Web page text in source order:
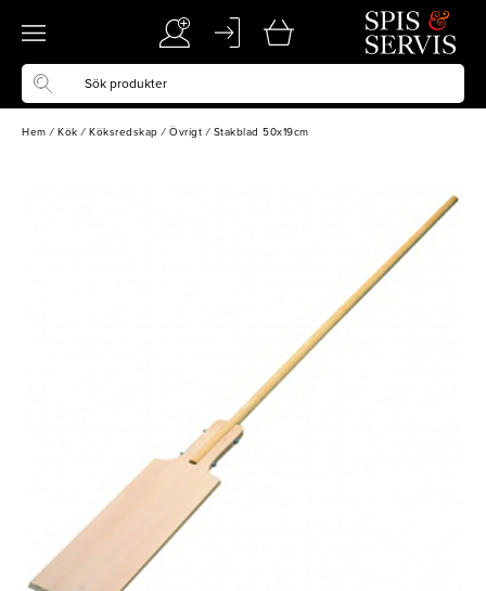
Hem / Kök / Köksredskap / Övrigt / Stakblad 50x19cm